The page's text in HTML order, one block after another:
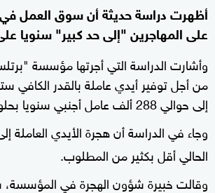
أظهرت دراسة حديثة أن سوق العمل في
على المهاجرين "إلى حد كبير" سنويا
وأشارت الدراسة التي أجرتها مؤسسة
من أجل توفير أيدي عاملة بالقدر الكافي
إلى حوالي 288 ألف عامل أجنبي سنويا بحلول عام 2040.
وجاء في الدراسة أن هجرة الأيدي العاملة
الحالي أقل بكثير من المطلوب.
وقالت خبيرة شؤون الهجرة في